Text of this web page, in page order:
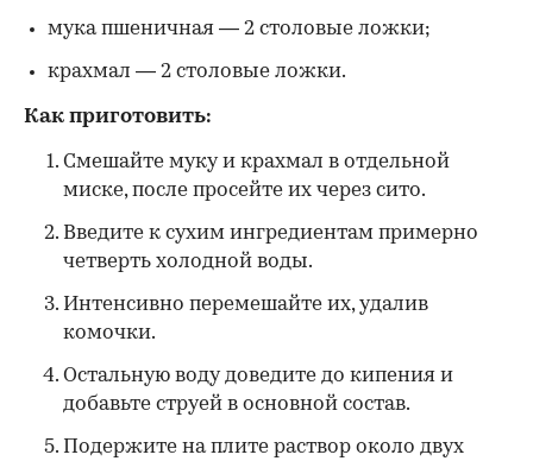
мука пшеничная — 2 столовые ложки;
крахмал — 2 столовые ложки.
Как приготовить:
Смешайте муку и крахмал в отдельной
миске, после просейте их через сито.
Введите к сухим ингредиентам примерно
четверть холодной воды.
Интенсивно перемешайте их, удалив
комочки.
Остальную воду доведите до кипения и
добавьте струей в основной состав.
Подержите на плите раствор около двух